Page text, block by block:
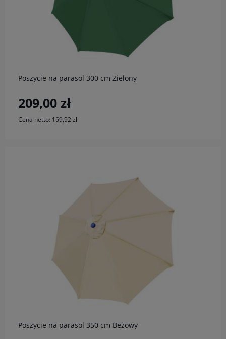
Poszycie na parasol 300 cm Zielony
209,00 zł
Cena netto: 169,92 zł
Poszycie na parasol 350 cm Beżowy